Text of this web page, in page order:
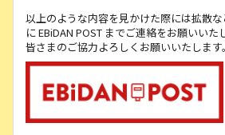
以上のような内容を見かけた際には拡散
に EBiDAN POST までご連絡をお願いいた
皆さまのご協力よろしくお願いいたします。